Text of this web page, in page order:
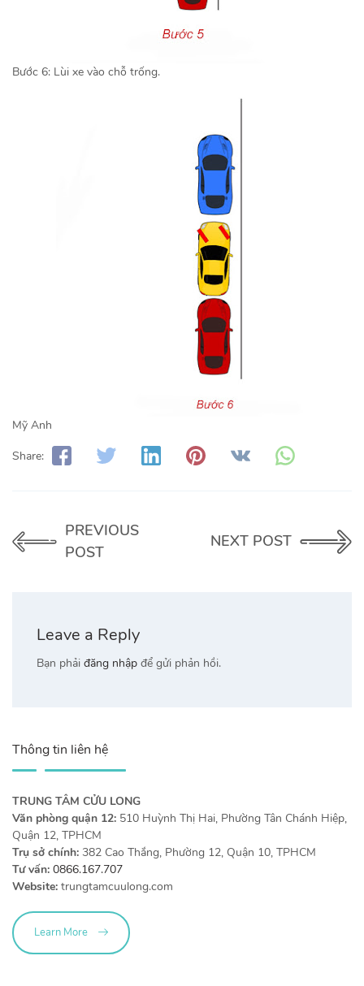
Bước 6: Lùi xe vào chỗ trống.
Mỹ Anh
Share:
PREVIOUS
POST
NEXT POST
Leave a Reply
Bạn phải đăng nhập để gửi phản hồi.
Thông tin liên hệ
TRUNG TÂM CỬU LONG
Văn phòng quận 12: 510 Huỳnh Thị Hai, Phường Tân Chánh Hiệp,
Quận 12, TPHCM
Trụ sở chính: 382 Cao Thắng, Phường 12, Quận 10, TPHCM
Tư vấn: 0866.167.707
Website: trungtamcuulong.com
Learn More